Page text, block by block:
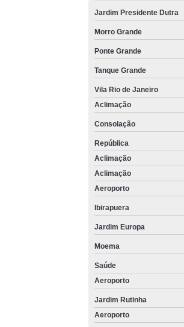
Jardim Presidente Dutra
Morro Grande
Ponte Grande
Tanque Grande
Vila Rio de Janeiro
Aclimação
Consolação
República
Aclimação
Aclimação
Aeroporto
Ibirapuera
Jardim Europa
Moema
Saúde
Aeroporto
Jardim Rutinha
Aeroporto